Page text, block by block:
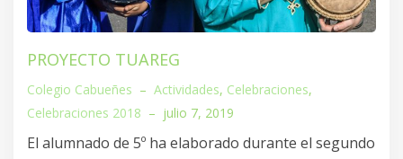
PROYECTO TUAREG
Colegio Cabueñes – Actividades, Celebraciones,
Celebraciones 2018 – julio 7, 2019
El alumnado de 5º ha elaborado durante el segundo